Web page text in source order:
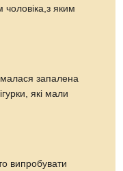
чоловіка,з яким
запалена
які мали
випробувати